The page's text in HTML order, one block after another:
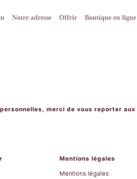
Notre adresse Offrir Boutique en ligne
merci de vous reporter aux
Mentions légales
Mentions légales